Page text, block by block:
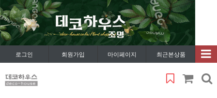
로그인 회원가입 마이페이지 최근본상품